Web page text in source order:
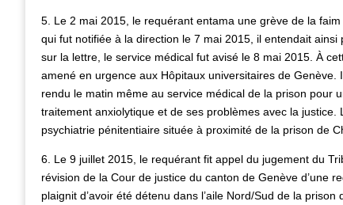
5. Le 2 mai 2015, le requérant entama une grève de la
qui fut notifiée à la direction le 7 mai 2015, il entendait
sur la lettre, le service médical fut avisé le 8 mai 2015. À
amené en urgence aux Hôpitaux universitaires de Genève.
rendu le matin même au service médical de la prison pour
traitement anxiolytique et de ses problèmes avec la
psychiatrie pénitentiaire située à proximité de la prison de
6. Le 9 juillet 2015, le requérant fit appel du jugement du
révision de la Cour de justice du canton de Genève d’une
plaignit d’avoir été détenu dans l’aile Nord/Sud de la